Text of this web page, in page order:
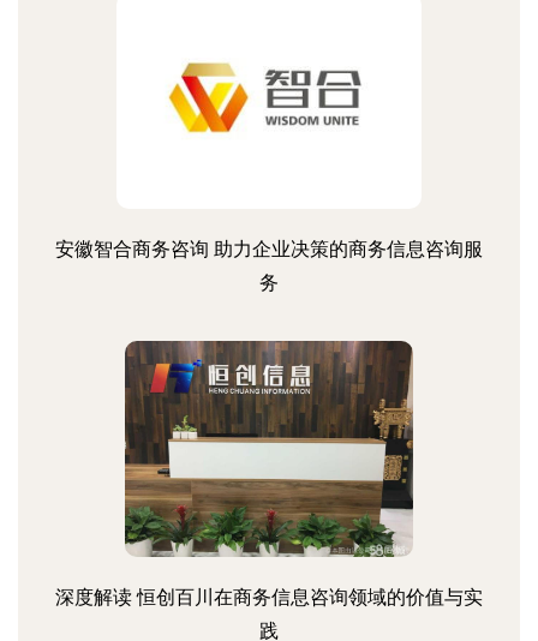
安徽智合商务咨询 助力企业决策的商务信息咨询服
务
深度解读 恒创百川在商务信息咨询领域的价值与实
践